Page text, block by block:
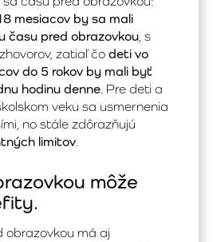
mesiacov by sa mali
času pred obrazovkou, s
zatiaľ čo deti vo
do 5 rokov by mali byť
hodinu denne. Pre deti a
veku sa usmernenia
no stále zdôrazňujú
limitov.
môže
obrazovkou má aj